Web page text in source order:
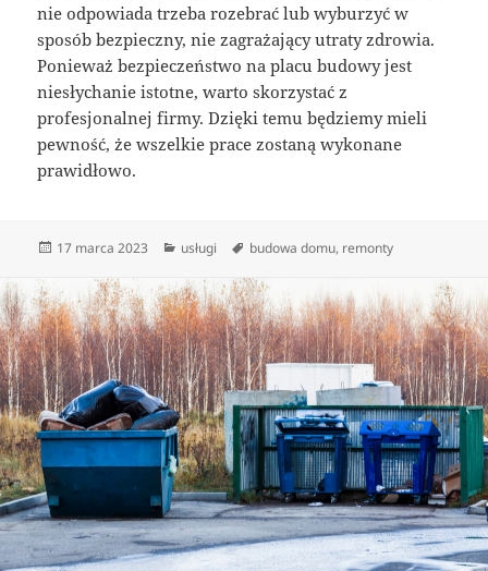
nie odpowiada trzeba rozebrać lub wyburzyć w
sposób bezpieczny, nie zagrażający utraty zdrowia.
Ponieważ bezpieczeństwo na placu budowy jest
niesłychanie istotne, warto skorzystać z
profesjonalnej firmy. Dzięki temu będziemy mieli
pewność, że wszelkie prace zostaną wykonane
prawidłowo.
Data
17 marca 2023 Kategorie
usługi Tagi
budowa domu, remonty